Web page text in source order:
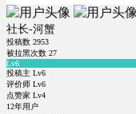
社长-河蟹
投稿数 2953
被拉黑次数 27
Lv6
投稿主 Lv6
评价师 Lv6
点赞家 Lv4
12年用户